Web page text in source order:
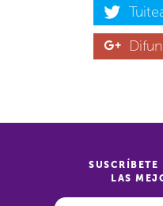
SUSCRÍBETE
LAS